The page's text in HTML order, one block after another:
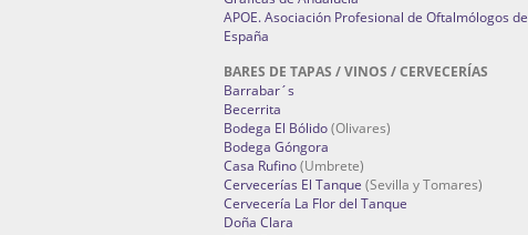
APOE. Asociación Profesional de Oftalmólogos de
España
BARES DE TAPAS / VINOS / CERVECERÍAS
Barrabar´s
Becerrita
Bodega El Bólido(Olivares)
Bodega Góngora
Casa Rufino(Umbrete)
Cervecerías El Tanque (Sevilla y Tomares)
Cervecería La Flor del Tanque
Doña Clara